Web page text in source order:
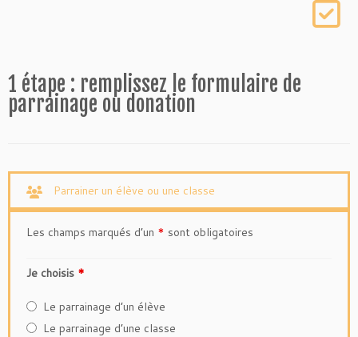
1 étape : remplissez le formulaire de
parrainage ou donation
Parrainer un élève ou une classe
Les champs marqués d’un * sont obligatoires
Je choisis *
Le parrainage d’un élève
Le parrainage d’une classe